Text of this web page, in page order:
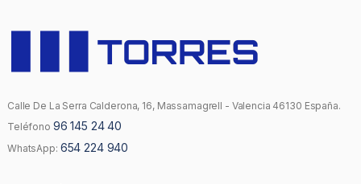
Calle De La Serra Calderona, 16, Massamagrell - Valencia 46130 España.
Teléfono 96 145 24 40
WhatsApp: 654 224 940